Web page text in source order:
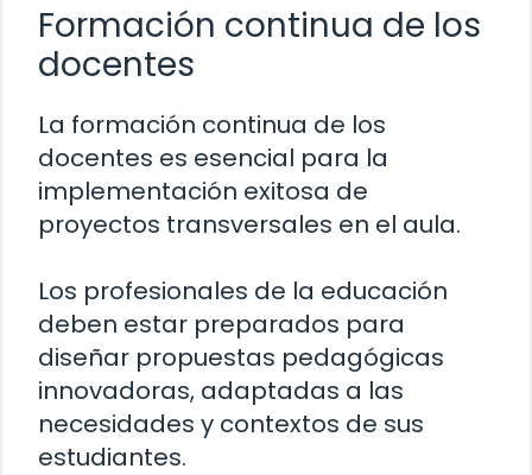
Formación continua de los
docentes
La formación continua de los
docentes es esencial para la
implementación exitosa de
proyectos transversales en el aula.
Los profesionales de la educación
deben estar preparados para
diseñar propuestas pedagógicas
innovadoras, adaptadas a las
necesidades y contextos de sus
estudiantes.